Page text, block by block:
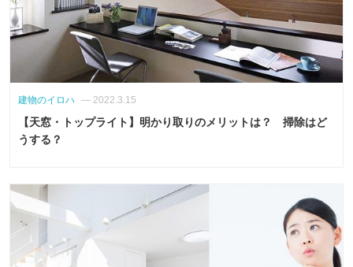
建物のイロハ — 2022.3.15
【天窓・トップライト】明かり取りのメリットは？ 掃除はど
うする？